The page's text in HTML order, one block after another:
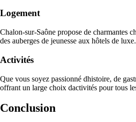
Logement
Chalon-sur-Saône propose de charmantes
des auberges de jeunesse aux hôtels de luxe.
Activités
Que vous soyez passionné dhistoire, de
offrant un large choix dactivités pour tous
Conclusion